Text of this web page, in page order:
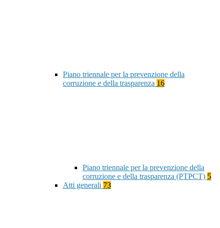
Piano triennale per la prevenzione della
corruzione e della trasparenza 16
Piano triennale per la prevenzione della
corruzione e della trasparenza (PTPCT) 5
Atti generali 73